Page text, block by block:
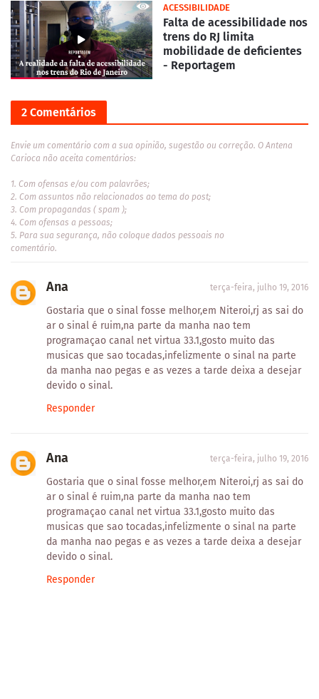
ACESSIBILIDADE
Falta de acessibilidade nos
trens do RJ limita
mobilidade de deficientes
- Reportagem
2 Comentários
Envie um comentário com a sua opinião, sugestão ou correção. O Antena
Carioca não aceita comentários:
1. Com ofensas e/ou com palavrões;
2. Com assuntos não relacionados ao tema do post;
3. Com propagandas ( spam );
4. Com ofensas a pessoas;
5. Para sua segurança, não coloque dados pessoais no
comentário.
Ana terça-feira, julho 19, 2016
Gostaria que o sinal fosse melhor,em Niteroi,rj as sai do
ar o sinal é ruim,na parte da manha nao tem
programaçao canal net virtua 33.1,gosto muito das
musicas que sao tocadas,infelizmente o sinal na parte
da manha nao pegas e as vezes a tarde deixa a desejar
devido o sinal.
Responder
Ana terça-feira, julho 19, 2016
Gostaria que o sinal fosse melhor,em Niteroi,rj as sai do
ar o sinal é ruim,na parte da manha nao tem
programaçao canal net virtua 33.1,gosto muito das
musicas que sao tocadas,infelizmente o sinal na parte
da manha nao pegas e as vezes a tarde deixa a desejar
devido o sinal.
Responder